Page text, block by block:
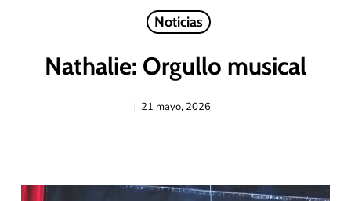
Noticias
Nathalie: Orgullo musical
21 mayo, 2026